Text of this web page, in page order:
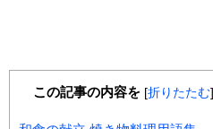
この記事の内容を [折りたたむ]